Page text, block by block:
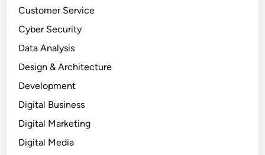
Customer Service
Cyber Security
Data Analysis
Design & Architecture
Development
Digital Business
Digital Marketing
Digital Media